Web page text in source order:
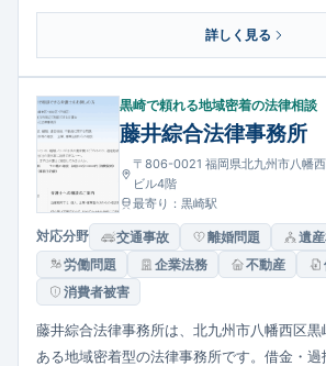
っています。平日夜間・土日祝日の相談に
に寄り添った解決をめざす姿勢を重視してい
詳しく見る
黒崎で頼れる地域密着の法律相談
藤井綜合法律事務所
〒806-0021 福岡県北九州市八幡
ビル4階
最寄り：黒崎駅
対応分野 交通事故 離婚問題 遺
労働問題
企業法務 不動産
消費者被害
藤井綜合法律事務所は、北九州市八幡西区黒
ある地域密着型の法律事務所です。借金・